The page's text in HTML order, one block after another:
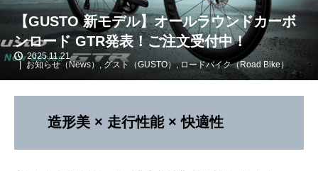
【GUSTO 新モデル】オールラウンドカーボ
ンロード GTR発表！ご注文受付中！
2025.11.21
お知らせ（News）, グスト（GUSTO）,ロードバイク（Road Bike）
造形美 × 走行性能 × 快適性